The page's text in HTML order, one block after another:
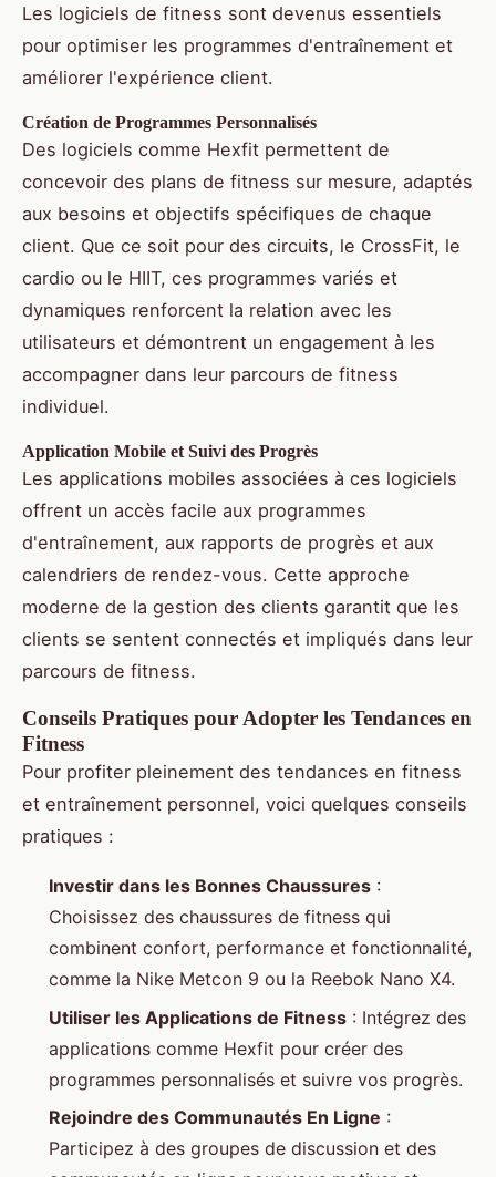
Les logiciels de fitness sont devenus essentiels
pour optimiser les programmes d'entraînement et
améliorer l'expérience client.
Création de Programmes Personnalisés
Des logiciels comme Hexfit permettent de
concevoir des plans de fitness sur mesure, adaptés
aux besoins et objectifs spécifiques de chaque
client. Que ce soit pour des circuits, le CrossFit, le
cardio ou le HIIT, ces programmes variés et
dynamiques renforcent la relation avec les
utilisateurs et démontrent un engagement à les
accompagner dans leur parcours de fitness
individuel.
Application Mobile et Suivi des Progrès
Les applications mobiles associées à ces logiciels
offrent un accès facile aux programmes
d'entraînement, aux rapports de progrès et aux
calendriers de rendez-vous. Cette approche
moderne de la gestion des clients garantit que les
clients se sentent connectés et impliqués dans leur
parcours de fitness.
Conseils Pratiques pour Adopter les Tendances en
Fitness
Pour profiter pleinement des tendances en fitness
et entraînement personnel, voici quelques conseils
pratiques :
Investir dans les Bonnes Chaussures :
Choisissez des chaussures de fitness qui
combinent confort, performance et fonctionnalité,
comme la Nike Metcon 9 ou la Reebok Nano X4.
Utiliser les Applications de Fitness : Intégrez des
applications comme Hexfit pour créer des
programmes personnalisés et suivre vos progrès.
Rejoindre des Communautés En Ligne :
Participez à des groupes de discussion et des